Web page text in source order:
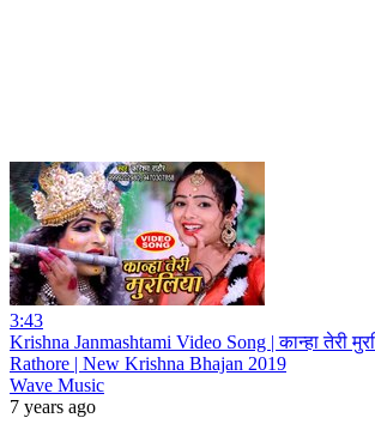
3:43
Krishna Janmashtami Video Song | कान्हा तेरी
Rathore | New Krishna Bhajan 2019
Wave Music
7 years ago